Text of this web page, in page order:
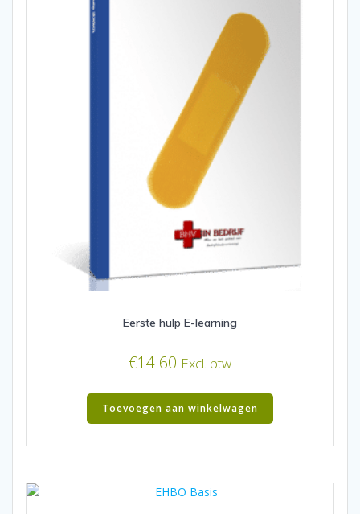
Eerste hulp E-learning
€14.60 Excl. btw
Toevoegen aan winkelwagen